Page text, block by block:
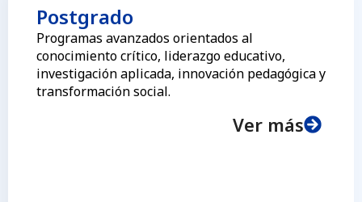
Postgrado
Programas avanzados orientados al
conocimiento crítico, liderazgo educativo,
investigación aplicada, innovación pedagógica y
transformación social.
Ver más